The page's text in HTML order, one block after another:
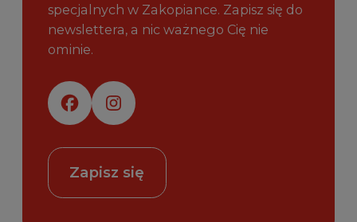
specjalnych w Zakopiance. Zapisz się do
newslettera, a nic ważnego Cię nie
ominie.
Zapisz się